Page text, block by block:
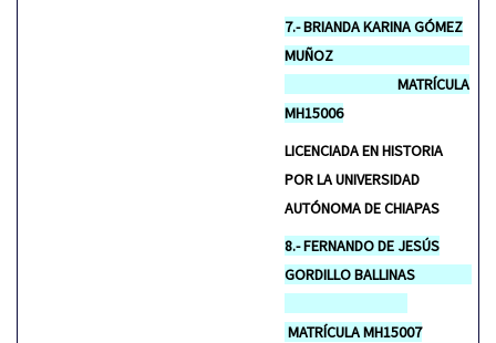
7.- BRIANDA KARINA GÓMEZ
MUÑOZ
MATRÍCULA
MH15006
LICENCIADA EN HISTORIA
POR LA UNIVERSIDAD
AUTÓNOMA DE CHIAPAS
8.- FERNANDO DE JESÚS
GORDILLO BALLINAS
MATRÍCULA MH15007